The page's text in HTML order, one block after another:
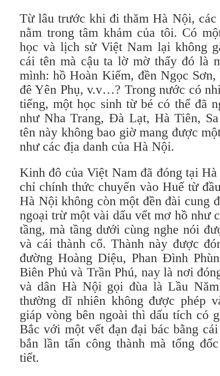
Từ lâu trước khi đi thăm Hà Nội,
nằm trong tâm khảm của tôi. Có
học và lịch sử Việt Nam lại không
cái tên mà cậu ta lờ mờ thấy đó là
mình: hồ Hoàn Kiếm, đền Ngọc
đê Yên Phụ, v.v…? Trong nước có
tiếng, một học sinh từ bé có thể đã
như Nha Trang, Đà Lạt, Hà Tiên,
tên này không bao giờ mang được
như các địa danh của Hà Nội.
Kinh đô của Việt Nam đã đóng tại
chỉ chính thức chuyển vào Huế từ
Hà Nội không còn một đền đài cung
ngoại trừ một vài dấu vết mơ hồ như
tầng, mà tầng dưới cùng nghe nói
và cái thành cổ. Thành này được
đường Hoàng Diệu, Phan Đình
Biên Phủ và Trần Phú, nay là nơi
và dân Hà Nội gọi đùa là Lầu
thường dĩ nhiên không được phép
giáp vòng bên ngoài thì dấu tích có
Bắc với một vết đạn đại bác bằng
bắn lần tấn công thành mà tổng
tiết.